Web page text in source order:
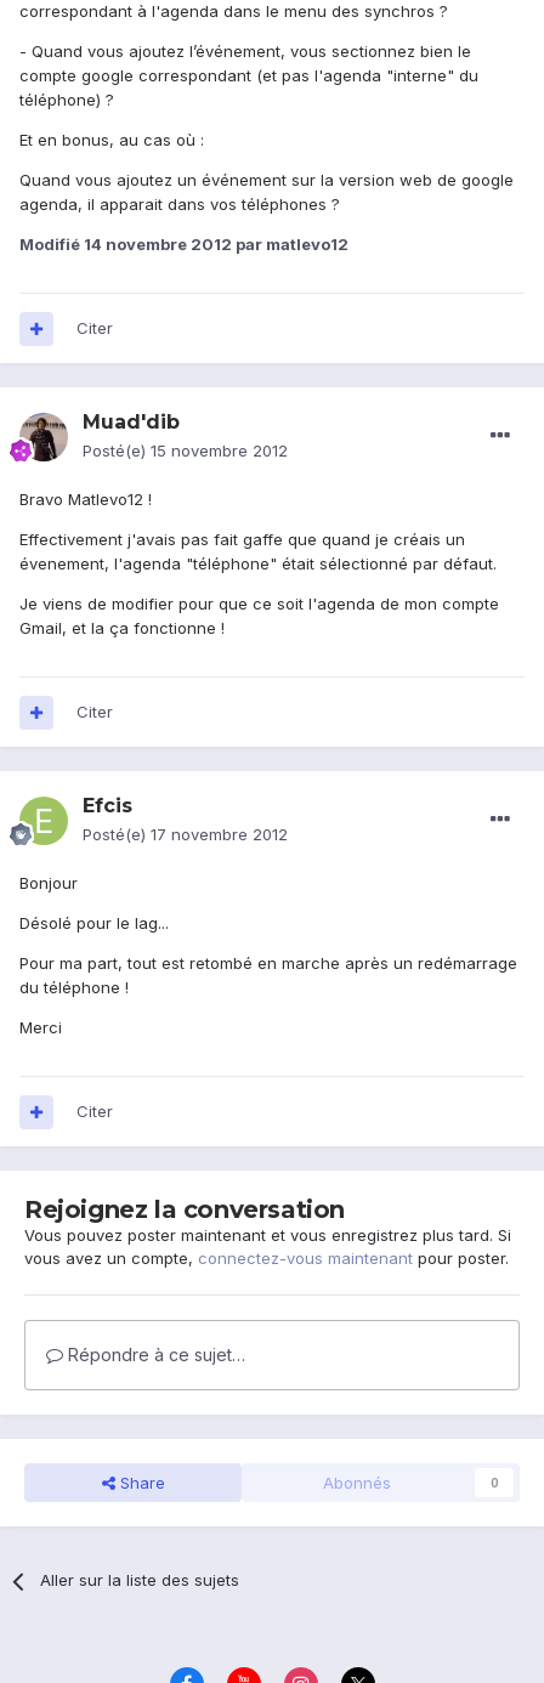
correspondant à l'agenda dans le menu des synchros ?
- Quand vous ajoutez l’événement, vous sectionnez bien le
compte google correspondant (et pas l'agenda "interne" du
téléphone) ?
Et en bonus, au cas où :
Quand vous ajoutez un événement sur la version web de google
agenda, il apparait dans vos téléphones ?
Modifié 14 novembre 2012 par matlevo12
Citer
Muad'dib
Posté(e) 15 novembre 2012
Bravo Matlevo12 !
Effectivement j'avais pas fait gaffe que quand je créais un
évenement, l'agenda "téléphone" était sélectionné par défaut.
Je viens de modifier pour que ce soit l'agenda de mon compte
Gmail, et la ça fonctionne !
Citer
Efcis
Posté(e) 17 novembre 2012
Bonjour
Désolé pour le lag...
Pour ma part, tout est retombé en marche après un redémarrage
du téléphone !
Merci
Citer
Rejoignez la conversation
Vous pouvez poster maintenant et vous enregistrez plus tard. Si
vous avez un compte, connectez-vous maintenant pour poster.
Répondre à ce sujet…
Share Abonnés 0
Aller sur la liste des sujets